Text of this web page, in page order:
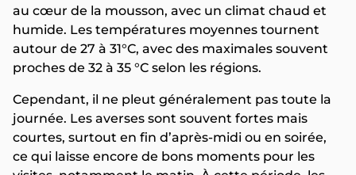
au cœur de la mousson, avec un climat chaud et
humide. Les températures moyennes tournent
autour de 27 à 31°C, avec des maximales souvent
proches de 32 à 35 °C selon les régions.
Cependant, il ne pleut généralement pas toute la
journée. Les averses sont souvent fortes mais
courtes, surtout en fin d’après-midi ou en soirée,
ce qui laisse encore de bons moments pour les